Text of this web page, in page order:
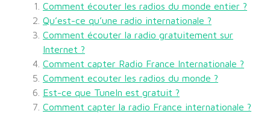
Comment écouter les radios du monde entier ?
Qu’est-ce qu’une radio internationale ?
Comment écouter la radio gratuitement sur
Internet ?
Comment capter Radio France Internationale ?
Comment ecouter les radios du monde ?
Est-ce que TuneIn est gratuit ?
Comment capter la radio France internationale ?